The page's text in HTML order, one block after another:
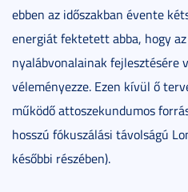
ebben az időszakban évente
energiát fektetett abba, hogy az
nyalábvonalainak fejlesztésére
véleményezze. Ezen kívül ő
működő attoszekundumos
hosszú fókuszálási távolságú
későbbi részében).